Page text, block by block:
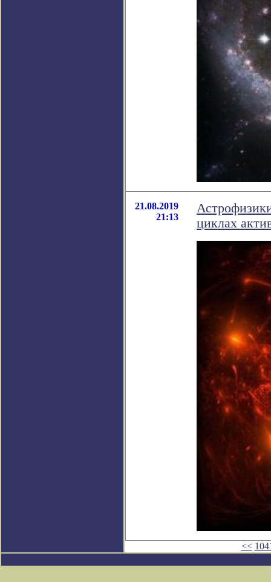
21.08.2019
21:13
циклах
<<